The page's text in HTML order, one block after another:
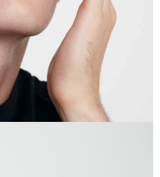
料之確認、核對及更正。
：https://oppay.tw/userRule
相關疑問，請聯繫「AFTEE先享後付
support/home
之「AFTEE先享後付」服務完成之交
資料，並將交易相關給付款項請求債
下網址：
理人或監護人之同意方可使用
運費
運費
運費